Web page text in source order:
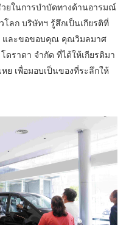
ยในการบำบัดทางด้านอารมณ์
ลก บริษัทฯ รู้สึกเป็นเกียรติที่
และขอขอบคุณ คุณวิมลมาศ
ดราดา จำกัด ที่ได้ให้เกียรติมา
ย เพื่อมอบเป็นของที่ระลึกให้